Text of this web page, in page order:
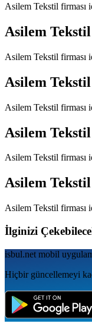
Asilem Tekstil firması
Asilem Tekstil
Asilem Tekstil firması
Asilem Tekstil
Asilem Tekstil firması
Asilem Tekstil
Asilem Tekstil firması
Asilem Tekstil
Asilem Tekstil firması
İlginizi
isbul.net mobil
Hiçbir güncellemeyi